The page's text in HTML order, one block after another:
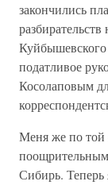
закончились
податливое
Косолаповым
Меня же по той
Сибирь. Теперь